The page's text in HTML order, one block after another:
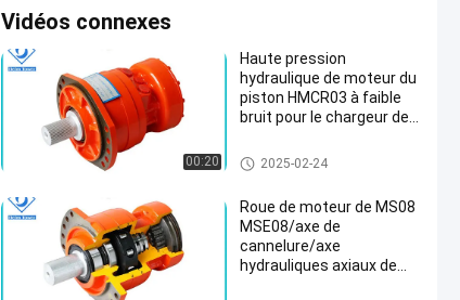
Vidéos connexes
00:20
Haute pression
hydraulique de moteur du
piston HMCR03 à faible
bruit pour le chargeur de
moteur hydraulique de piston
2025-02-24
Roue de moteur de MS08
MSE08/axe de
cannelure/axe
hydrauliques axiaux de